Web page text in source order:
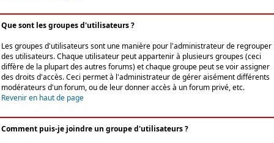
Que sont les groupes d'utilisateurs ?
Les groupes d'utilisateurs sont une manière pour l'administrateur de regrouper
des utilisateurs. Chaque utilisateur peut appartenir à plusieurs groupes (ceci
diffère de la plupart des autres forums) et chaque groupe peut se voir assigner
des droits d'accès. Ceci permet à l'administrateur de gérer aisément différents
modérateurs d'un forum, ou de leur donner accès à un forum privé, etc.
Revenir en haut de page
Comment puis-je joindre un groupe d'utilisateurs ?